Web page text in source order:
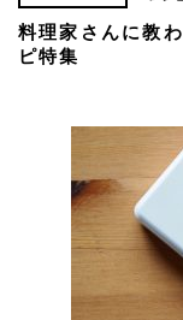
料理家さんに教
ピ特集